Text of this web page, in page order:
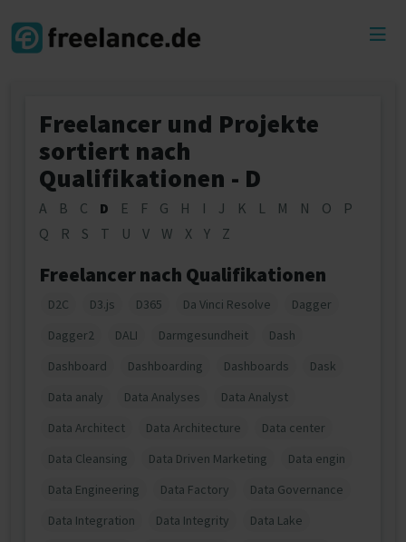
Freelancer und Projekte
sortiert nach
Qualifikationen - D
A B C D E F G H I J K L M N O
P
Q
R S T U V W X Y Z
Freelancer nach Qualifikationen
D2C D3.js D365 Da Vinci Resolve
Dagger
Dagger2
DALI Darmgesundheit
Dash
Dashboard
Dashboarding Dashboards
Dask
Data analy
Data Analyses
Data Analyst
Data Architect
Data Architecture
Data center
Data Cleansing
Data Driven Marketing
Data engin
Data Engineering
Data Factory
Data Governance
Data Integration
Data Integrity
Data Lake